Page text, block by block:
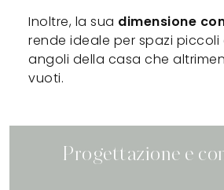
Inoltre, la sua dimensione
rende ideale per spazi piccoli
angoli della casa che
vuoti.
Progettazione e